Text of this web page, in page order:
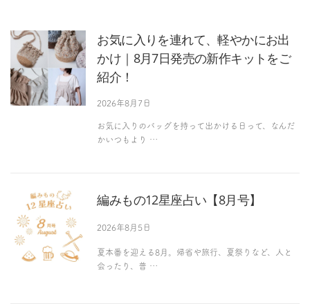
お気に入りを連れて、軽やかにお出
かけ｜8月7日発売の新作キットをご
紹介！
2026年8月7日
お気に入りのバッグを持って出かける日って、なんだ
かいつもより …
編みもの12星座占い【8月号】
2026年8月5日
夏本番を迎える8月。帰省や旅行、夏祭りなど、人と
会ったり、普 …